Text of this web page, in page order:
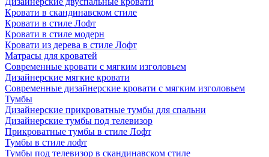
Кровати в скандинавском стиле
Кровати в стиле Лофт
Кровати в стиле модерн
Кровати из дерева в стиле Лофт
Матрасы для кроватей
Современные кровати с мягким изголовьем
Дизайнерские мягкие кровати
Современные дизайнерские кровати с мягким изголовьем
Тумбы
Дизайнерские прикроватные тумбы для спальни
Дизайнерские тумбы под телевизор
Прикроватные тумбы в стиле Лофт
Тумбы в стиле лофт
Тумбы под телевизор в скандинавском стиле